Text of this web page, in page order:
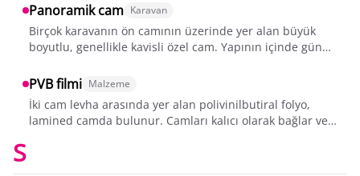
Panoramik cam Karavan
Birçok karavanın ön camının üzerinde yer alan büyük
boyutlu, genellikle kavisli özel cam. Yapının içinde gün
PVB filmi Malzeme
İki cam levha arasında yer alan polivinilbutiral folyo,
lamined camda bulunur. Camları kalıcı olarak bağlar ve
S